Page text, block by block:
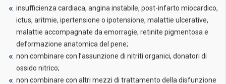
insufficienza cardiaca, angina instabile, post-infarto miocardico,
ictus, aritmie, ipertensione o ipotensione, malattie ulcerative,
malattie accompagnate da emorragie, retinite pigmentosa e
deformazione anatomica del pene;
non combinare con l’assunzione di nitriti organici, donatori di
ossido nitrico;
non combinare con altri mezzi di trattamento della disfunzione